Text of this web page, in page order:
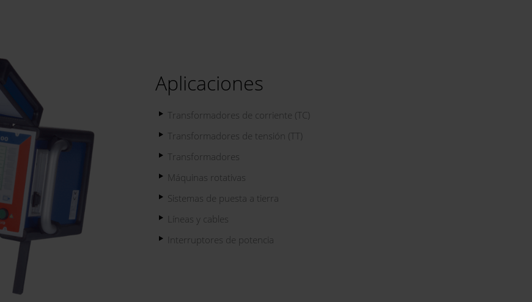
Aplicaciones
Transformadores de corriente (TC)
Transformadores de tensión (TT)
Transformadores
Máquinas rotativas
Sistemas de puesta a tierra
Líneas y cables
Interruptores de potencia